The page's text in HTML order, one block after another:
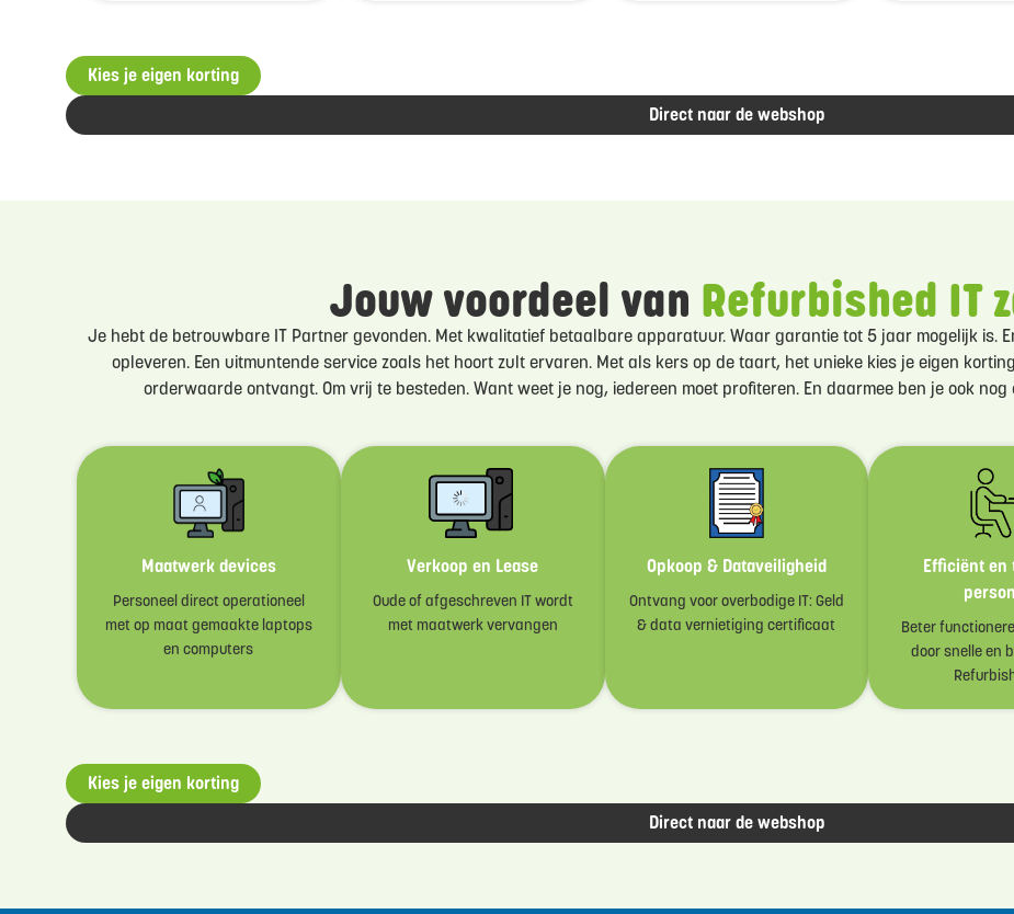
Kies je eigen korting
Direct naar de webshop
Jouw voordeel van Refurbished IT
Je hebt de betrouwbare IT Partner gevonden. Met kwalitatief betaalbare apparatuur. Waar garantie tot 5 jaar mogelijk is.
opleveren. Een uitmuntende service zoals het hoort zult ervaren. Met als kers op de taart, het unieke kies je eigen
orderwaarde ontvangt. Om vrij te besteden. Want weet je nog, iedereen moet profiteren. En daarmee ben je ook
Maatwerk devices
Personeel direct operationeel
met op maat gemaakte laptops
en computers
Verkoop en Lease
Oude of afgeschreven IT wordt
met maatwerk vervangen
Opkoop & Dataveiligheid
Ontvang voor overbodige IT: Geld
& data vernietiging certificaat
Efficiënt en
Beter
door snelle en
Kies je eigen korting
Direct naar de webshop